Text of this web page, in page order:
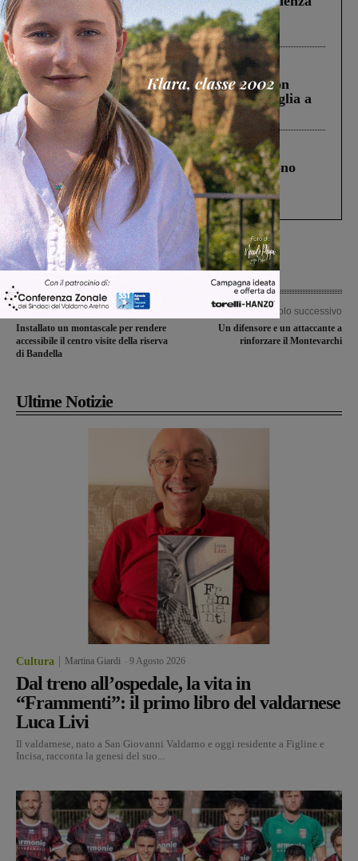
Pnrr, il gruppo di Fratelli d’Italia: “Un
ringraziamento al Governo”
Cronaca 3 Agosto 2026
Scomparso da una struttura di Castiglion
Fiorentino l’uomo che aveva ucciso la figlia a
Levane nel 2020
Cronaca 4 Agosto 2026
Un anno fa la strage in A1 in cui morirono
Gianni, Giulia e Franco. Lo schianto, il
processo, lo stop ai sorpassi fra tir....
Articolo precedente
Installato un montascale per rendere
accessibile il centro visite della riserva
di Bandella
Articolo successivo
Un difensore e un attaccante a
rinforzare il Montevarchi
Ultime Notizie
Cultura Martina Giardi 9 Agosto 2026
Dal treno all’ospedale, la vita in
“Frammenti”: il primo libro del valdarnese
Luca Livi
Il valdarnese, nato a San Giovanni Valdarno e oggi residente a Figline e
Incisa, racconta la genesi del suo...